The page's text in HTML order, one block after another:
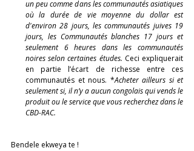
un peu comme dans les communautés asiatiques
où la durée de vie moyenne du dollar est
d'environ 28 jours, les communautés juives 19
jours, les Communautés blanches 17 jours et
seulement 6 heures dans les communautés
noires selon certaines études. Ceci expliquerait
en partie l’écart de richesse entre ces
communautés et nous. *Acheter ailleurs si et
seulement si, il n’y a aucun congolais qui vends le
produit ou le service que vous recherchez dans le
CBD-RAC.
Bendele ekweya te !